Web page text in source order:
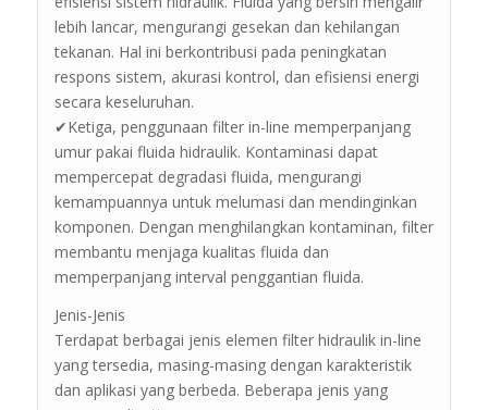
lebih lancar, mengurangi gesekan dan kehilangan
tekanan. Hal ini berkontribusi pada peningkatan
respons sistem, akurasi kontrol, dan efisiensi energi
secara keseluruhan.
✔Ketiga, penggunaan filter in-line memperpanjang
umur pakai fluida hidraulik. Kontaminasi dapat
mempercepat degradasi fluida, mengurangi
kemampuannya untuk melumasi dan mendinginkan
komponen. Dengan menghilangkan kontaminan, filter
membantu menjaga kualitas fluida dan
memperpanjang interval penggantian fluida.
Jenis-Jenis
Terdapat berbagai jenis elemen filter hidraulik in-line
yang tersedia, masing-masing dengan karakteristik
dan aplikasi yang berbeda. Beberapa jenis yang